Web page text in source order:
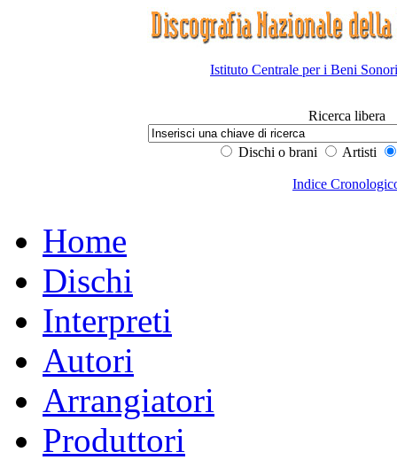
Istituto Centrale per i Beni
Ricerca libera
Dischi o brani Artisti
Indice
Home
Dischi
Interpreti
Autori
Arrangiatori
Produttori